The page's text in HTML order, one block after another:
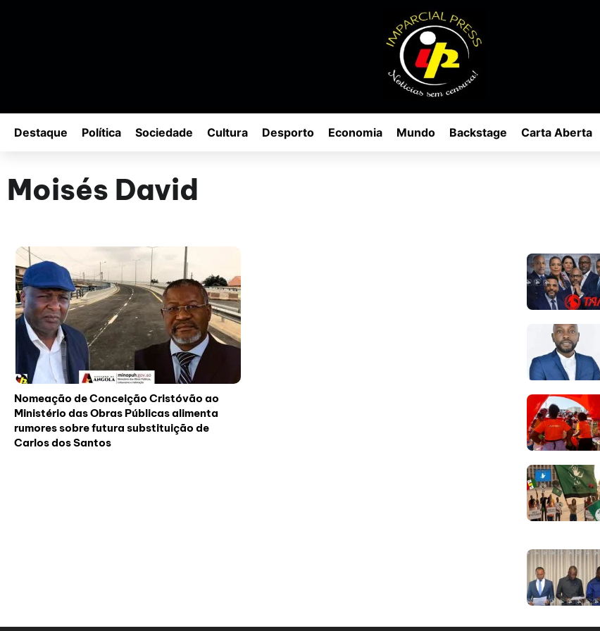
Destaque Política Sociedade Cultura Desporto Economia Mundo Backstage Carta Aberta
Moisés David
Nomeação de Conceição Cristóvão ao
Ministério das Obras Públicas alimenta
rumores sobre futura substituição de
Carlos dos Santos